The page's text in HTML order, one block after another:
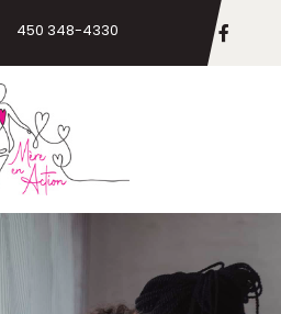
450 348-4330